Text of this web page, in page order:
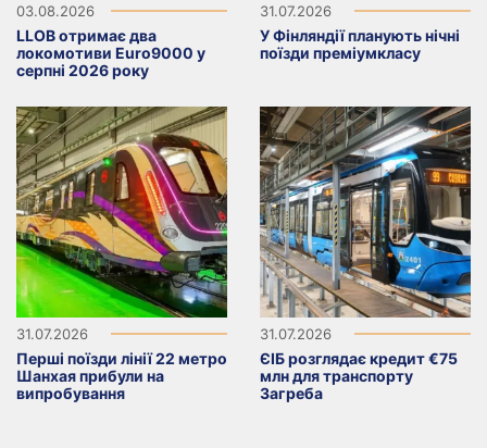
03.08.2026
LLOB отримає два
локомотиви Euro9000 у
серпні 2026 року
31.07.2026
У Фінляндії планують нічні
поїзди преміумкласу
31.07.2026
Перші поїзди лінії 22 метро
Шанхая прибули на
випробування
31.07.2026
ЄІБ розглядає кредит €75
млн для транспорту
Загреба